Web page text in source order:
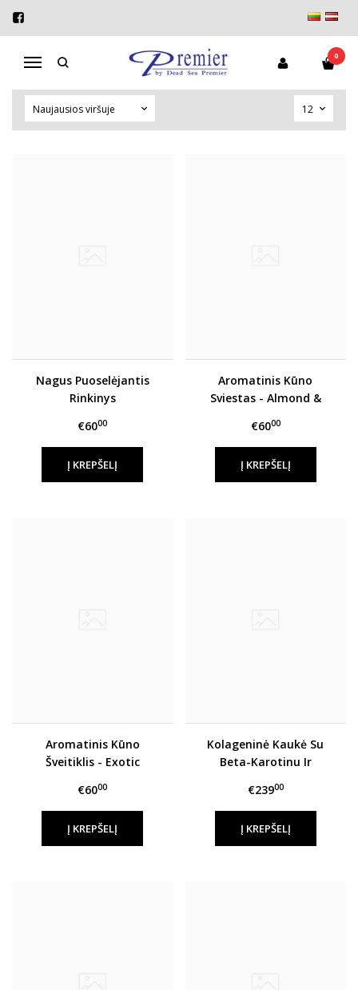
Navigacija
0
VISOS PREKĖS
Pagrindinis Visos prekės
Nagus Puoselėjantis
Rinkinys
€6000
Į KREPŠELĮ
Aromatinis Kūno
Sviestas - Almond &
€6000
Į KREPŠELĮ
Aromatinis Kūno
Šveitiklis - Exotic
€6000
Į KREPŠELĮ
Kolageninė Kaukė Su
Beta-Karotinu Ir
Mineralais
€23900
Į KREPŠELĮ